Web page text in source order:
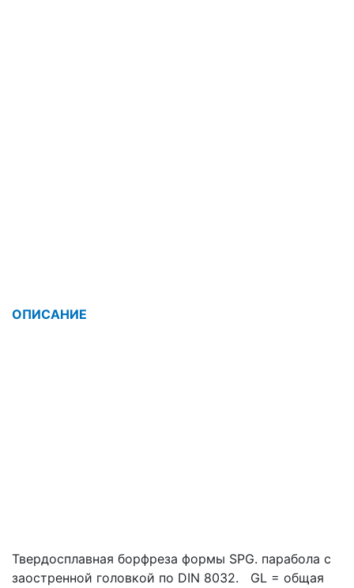
ОПИСАНИЕ
Твердосплавная борфреза формы SPG. парабола с
заостренной головкой по DIN 8032. GL = общая